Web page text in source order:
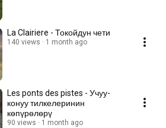
La Clairiere - Токойдун чети
140 views 1 month ago
Les ponts des pistes - Учуу-
конуу тилкелеринин
көпүрөлөрү
90 views 1 month ago